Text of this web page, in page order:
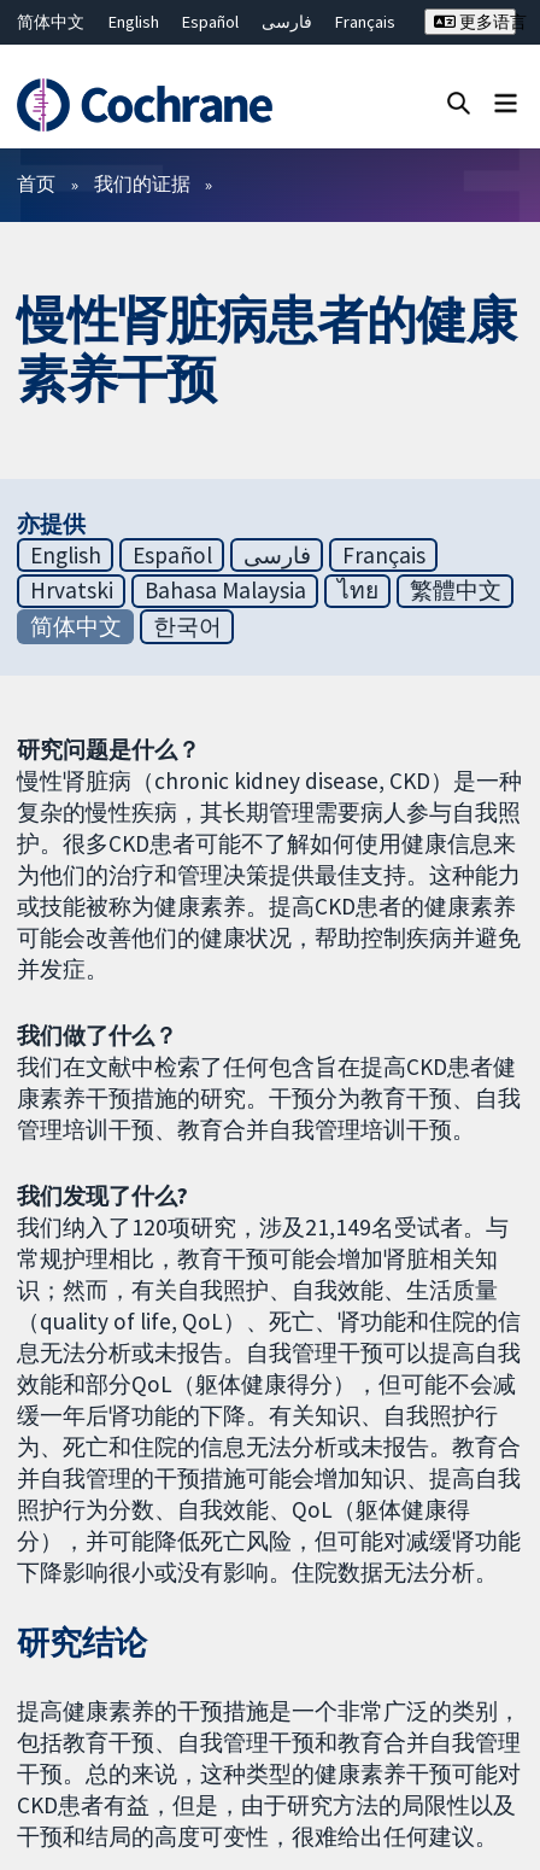
简体中文 English Español فارسی
Français
ไทย
繁體中文
更多语言
过滤
首页 我们的证据
慢性肾脏病患者的健康
素养干预
亦提供
English
Español فارسی
Français
Hrvatski
Bahasa Malaysia ไทย
繁體中文
简体中文
한국어
研究问题是什么？
慢性肾脏病（chronic kidney disease, CKD）是一种
复杂的慢性疾病，其长期管理需要病人参与自我照
护。很多CKD患者可能不了解如何使用健康信息来
为他们的治疗和管理决策提供最佳支持。这种能力
或技能被称为健康素养。提高CKD患者的健康素养
可能会改善他们的健康状况，帮助控制疾病并避免
并发症。
我们做了什么？
我们在文献中检索了任何包含旨在提高CKD患者健
康素养干预措施的研究。干预分为教育干预、自我
管理培训干预、教育合并自我管理培训干预。
我们发现了什么?
我们纳入了120项研究，涉及21,149名受试者。与
常规护理相比，教育干预可能会增加肾脏相关知
识；然而，有关自我照护、自我效能、生活质量
（quality of life, QoL）、死亡、肾功能和住院的信
息无法分析或未报告。自我管理干预可以提高自我
效能和部分QoL（躯体健康得分），但可能不会减
缓一年后肾功能的下降。有关知识、自我照护行
为、死亡和住院的信息无法分析或未报告。教育合
并自我管理的干预措施可能会增加知识、提高自我
照护行为分数、自我效能、QoL（躯体健康得
分），并可能降低死亡风险，但可能对减缓肾功能
下降影响很小或没有影响。住院数据无法分析。
研究结论
提高健康素养的干预措施是一个非常广泛的类别，
包括教育干预、自我管理干预和教育合并自我管理
干预。总的来说，这种类型的健康素养干预可能对
CKD患者有益，但是，由于研究方法的局限性以及
干预和结局的高度可变性，很难给出任何建议。